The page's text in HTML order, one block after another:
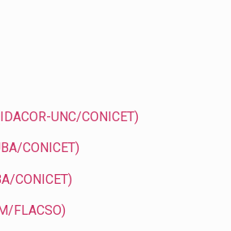
UNC/CONICET)
CONICET)
CONICET)
FLACSO)